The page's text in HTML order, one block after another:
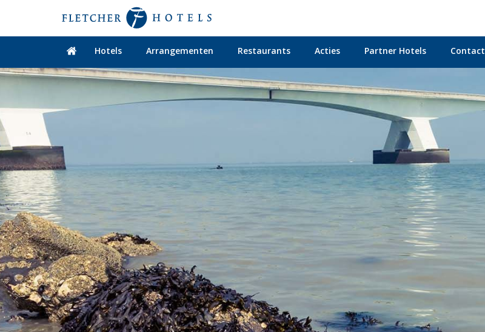
Hotels Arrangementen Restaurants Acties Partner Hotels Contact